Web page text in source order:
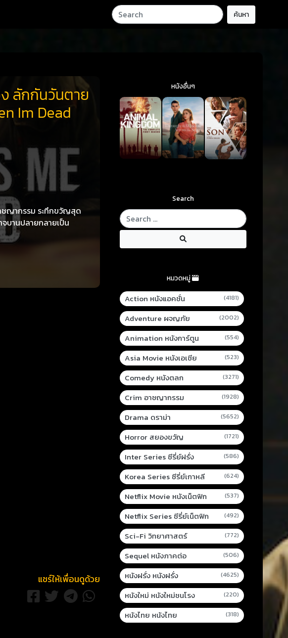
ค้นหา
ลักกันวันตาย
Im Dead
ชญากรรม ระทึกขวัญสุด
บานปลายกลายเป็น
แชร์ให้เพื่อนดูด้วย
หนังอื่นๆ
Search
หมวดหมู่
Action หนังแอคชั่น (4181)
Adventure ผจญภัย (2002)
Animation หนังการ์ตูน (554)
Asia Movie หนังเอเชีย (523)
Comedy หนังตลก (3271)
Crim อาชญากรรม (1928)
Drama ดราม่า (5652)
Horror สยองขวัญ (1721)
Inter Series ซีรี่ย์ฝรั่ง (586)
Korea Series ซีรี่ย์เกาหลี (624)
Netflix Movie หนังเน็ตฟิก (537)
Netflix Series ซีรี่ย์เน็ตฟิก (492)
Sci-Fi วิทยาศาสตร์ (772)
Sequel หนังภาคต่อ (506)
หนังฝรั่ง หนังฝรั่ง (4625)
หนังใหม่ หนังใหม่ชนโรง (220)
หนังไทย หนังไทย (318)